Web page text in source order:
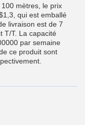
mètres, le prix
qui est emballé
livraison est de 7
T/T. La capacité
par semaine
ce produit sont